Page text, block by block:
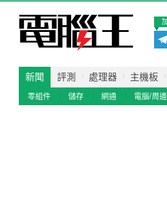
新聞 評測 處理器 主機板
零組件 儲存 網通 電腦/周邊